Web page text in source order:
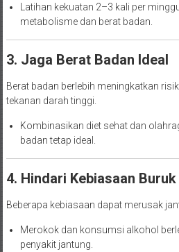
Latihan kekuatan 2–3 kali per
metabolisme dan berat badan.
3. Jaga Berat Badan Ideal
Berat badan berlebih meningkatkan
tekanan darah tinggi.
Kombinasikan diet sehat dan
badan tetap ideal.
4. Hindari Kebiasaan Buruk
Beberapa kebiasaan dapat merusak
Merokok dan konsumsi alkohol
penyakit jantung.